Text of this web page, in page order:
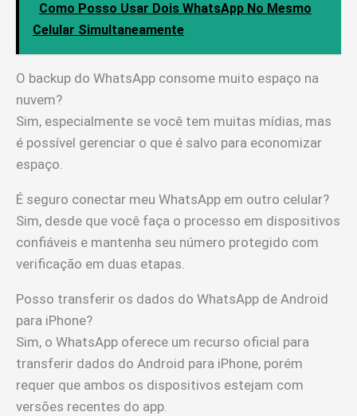
Como Posso Usar Dois WhatsApp No Mesmo
Celular Simultaneamente
O backup do WhatsApp consome muito espaço na
nuvem?
Sim, especialmente se você tem muitas mídias, mas
é possível gerenciar o que é salvo para economizar
espaço.
É seguro conectar meu WhatsApp em outro celular?
Sim, desde que você faça o processo em dispositivos
confiáveis e mantenha seu número protegido com
verificação em duas etapas.
Posso transferir os dados do WhatsApp de Android
para iPhone?
Sim, o WhatsApp oferece um recurso oficial para
transferir dados do Android para iPhone, porém
requer que ambos os dispositivos estejam com
versões recentes do app.